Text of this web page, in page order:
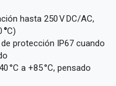
hasta 250 V DC/AC,
°C)
protección IP67 cuando
°C a +85 °C, pensado